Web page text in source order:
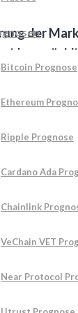
Bitcoin Prognose
Ethereum
Ripple Prognose
Cardano Ada
Chainlink
VeChain VET
Near Protocol
der
als
CFTC
gegen
die
wurde
von
die